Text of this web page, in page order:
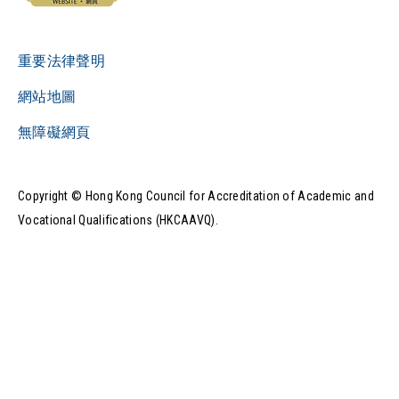
重要法律聲明
網站地圖
無障礙網頁
Copyright © Hong Kong Council for Accreditation of Academic and
Vocational Qualifications (HKCAAVQ).